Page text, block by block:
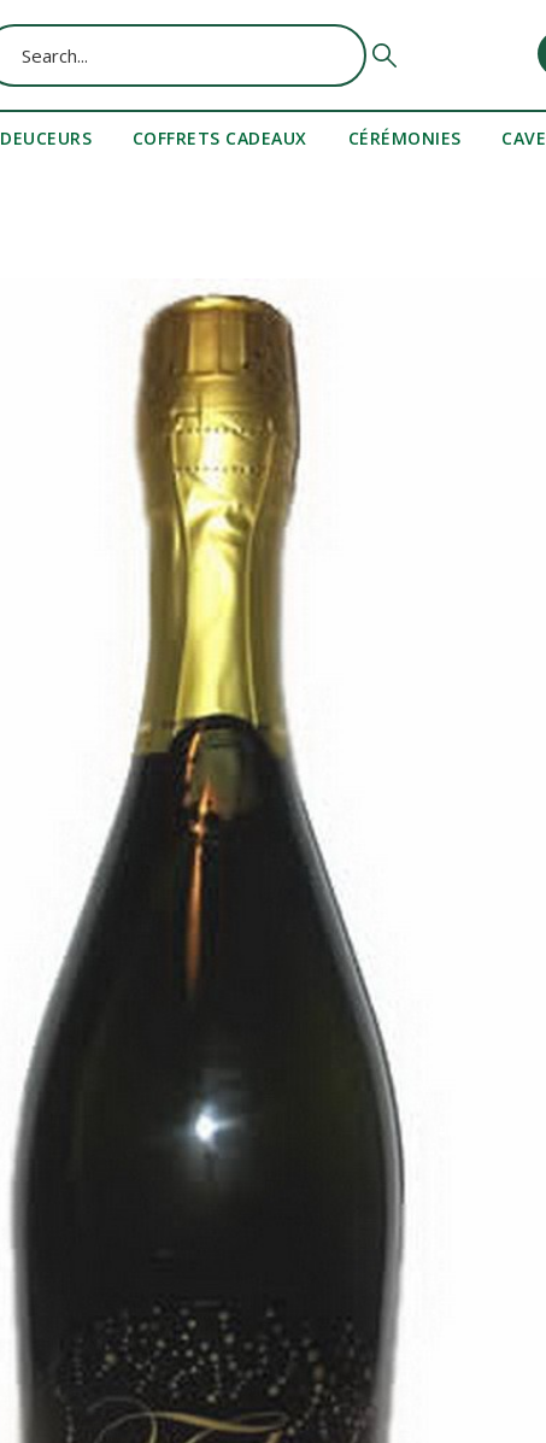
DEUCEURS COFFRETS CADEAUX CÉRÉMONIES CAVE